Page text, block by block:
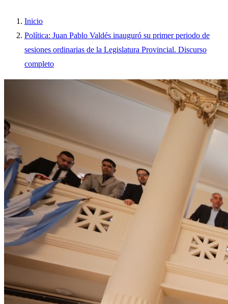
Inicio
Política: Juan Pablo Valdés inauguró su primer periodo de
sesiones ordinarias de la Legislatura Provincial. Discurso
completo